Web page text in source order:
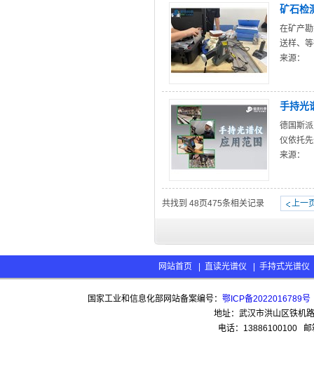
矿石检
在矿产
送样、
来源：
手持光
德国斯
仪依托
来源：
共找到 48 页475条相关记录 上一
网站首页 直读光谱仪 手持式光谱仪
国家工业和信息化部网站备案编号：鄂ICP备2022016789号
地址：武汉市洪山区铁机
电话：13886100100 邮